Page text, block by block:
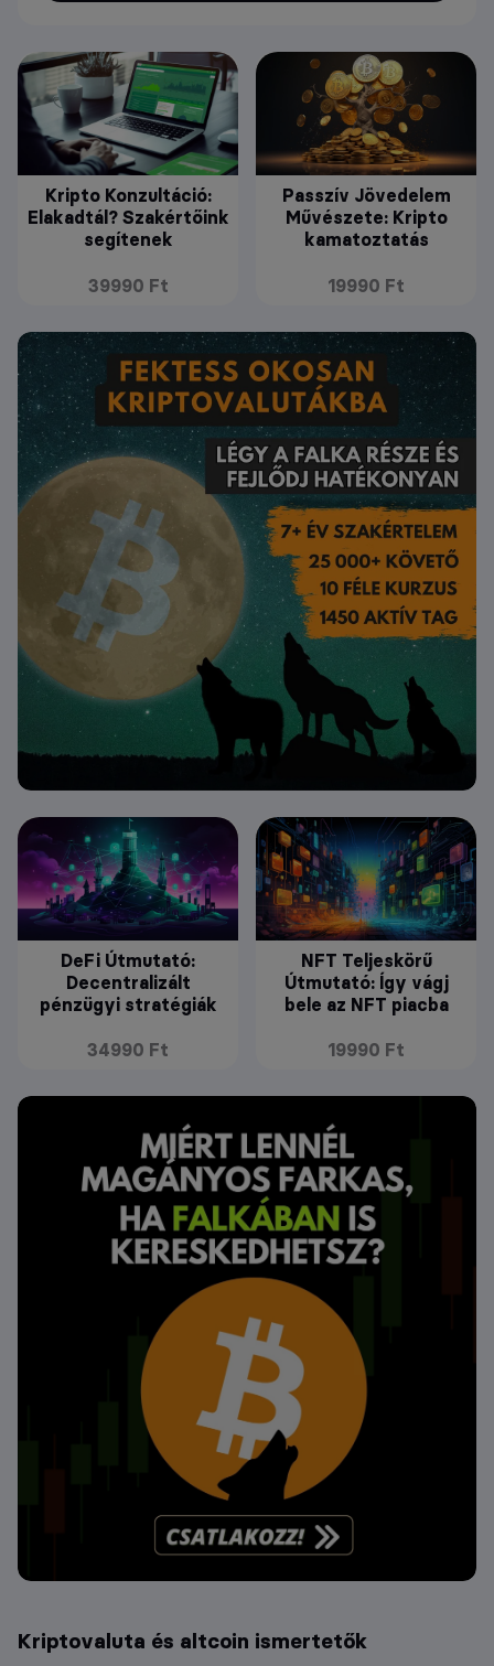
Kripto Konzultáció:
Elakadtál? Szakértőink
segítenek
39990 Ft
Passzív Jövedelem
Művészete: Kripto
kamatoztatás
19990 Ft
DeFi Útmutató:
Decentralizált
pénzügyi stratégiák
34990 Ft
NFT Teljeskörű
Útmutató: Így vágj
bele az NFT piacba
19990 Ft
Kriptovaluta és altcoin ismertetők